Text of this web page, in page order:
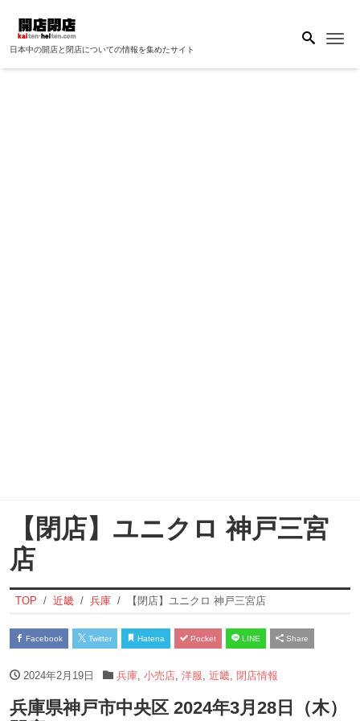
日本中の開店と閉店についての情報を集めたサイト
【閉店】ユニクロ 神戸三宮
店
TOP 近畿 兵庫 【閉店】ユニクロ 神戸三宮店
Facebook Twitter Hatena Pocket LINE Share
2024年2月19日 兵庫, 小売店, 洋服 近畿, 閉店情報
兵庫県神戸市中央区 2024年3月28日（木）